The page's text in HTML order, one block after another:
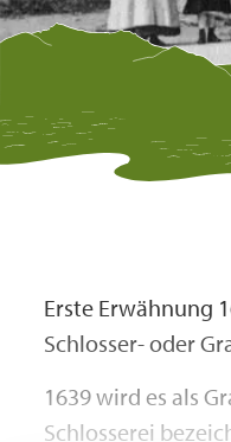
Erste Erwähnung
Schlosser- oder
1639 wird es als
Schlosserei